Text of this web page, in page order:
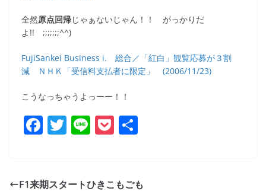
全然原点回帰じゃぁないじゃん！！ がっかりだ
よ!! ;;;;;;;^^)
FujiSankei Business i. 総合／「紅白」観覧応募が３割
減 ＮＨＫ「受信料支払者に限定」 (2006/11/23)
こうなっちゃうよっーー！！
F
e
T
er
Li P
et
F1来期スタートひきこもごも